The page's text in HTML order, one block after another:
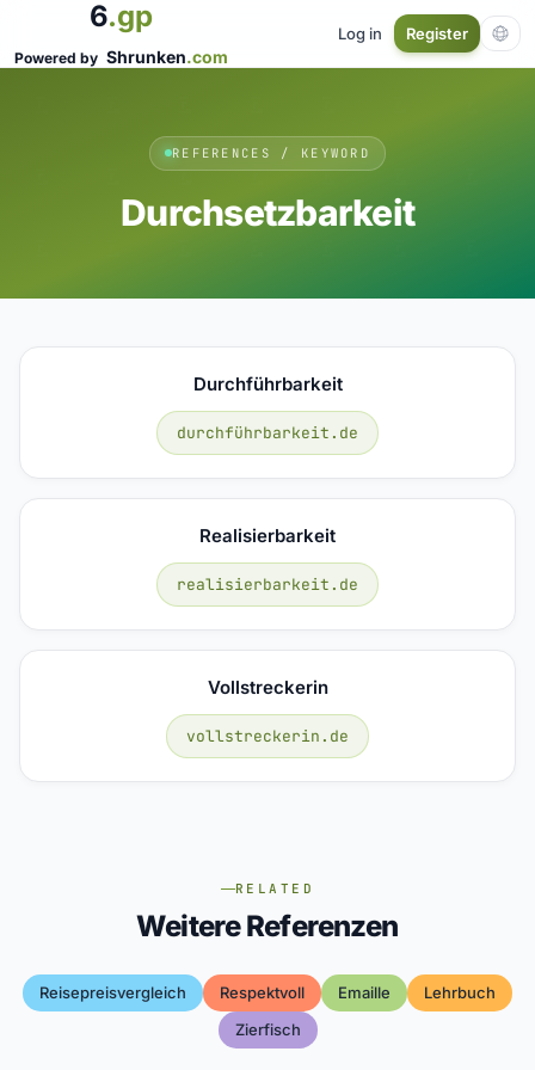
6.gp
Powered by Shrunken.com
Log in Register
REFERENCES / KEYWORD
Durchsetzbarkeit
Durchführbarkeit
durchführbarkeit.de
Realisierbarkeit
realisierbarkeit.de
Vollstreckerin
vollstreckerin.de
RELATED
Weitere Referenzen
Reisepreisvergleich Respektvoll Emaille
Lehrbuch
Zierfisch